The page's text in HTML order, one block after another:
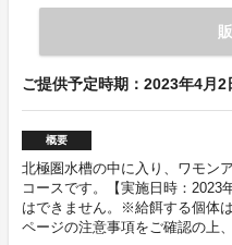
ご提供予定時期：2023年4
概要
北極圏水槽の中に入り、ワモン
コースです。【実施日時：
はできません。※給餌する個体
ページの注意事項をご確認の上